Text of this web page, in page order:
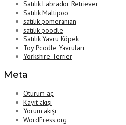
Satılık Labrador Retriever
Satılık Maltipoo
satılık pomeranian
satılık poodle
Satılık Yavru Köpek
Toy Poodle Yavruları
Yorkshire Terrier
Meta
Oturum aç
Kayıt akışı
Yorum akışı
WordPress.org